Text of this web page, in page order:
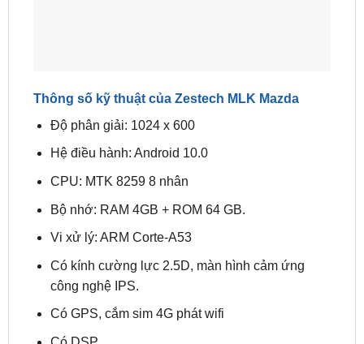
Thông số kỹ thuật của Zestech MLK Mazda
Độ phân giải: 1024 x 600
Hệ điều hành: Android 10.0
CPU: MTK 8259 8 nhân
Bộ nhớ: RAM 4GB + ROM 64 GB.
Vi xử lý: ARM Corte-A53
Có kính cường lực 2.5D, màn hình cảm ứng
công nghệ IPS.
Có GPS, cắm sim 4G phát wifi